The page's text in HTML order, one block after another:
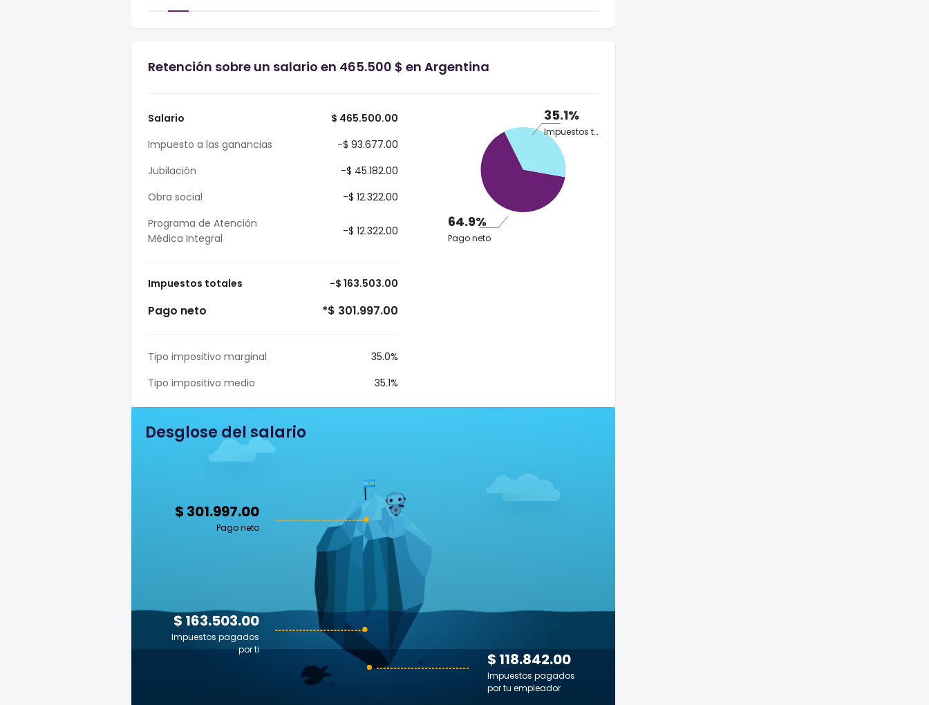
Retención sobre un salario en 465.500 $ en Argentina
Salario
$ 465.500.00
Impuesto a las ganancias
-$ 93.677.00
Jubilación
-$ 45.182.00
Obra social
-$ 12.322.00
Programa de Atención
Médica Integral
-$ 12.322.00
Impuestos totales -$ 163.503.00
Pago neto *$ 301.997.00
Tipo impositivo marginal
35.0%
Tipo impositivo medio
35.1%
35.1%
Impuestos totales
64.9%
Pago neto
Desglose del salario
$ 301.997.00
Pago neto
$ 118.842.00
Impuestos pagados
por tu empleador
$ 163.503.00
Impuestos pagados
por ti